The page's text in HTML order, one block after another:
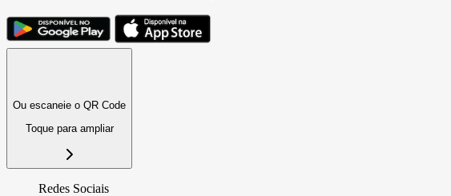
Ou escaneie o QR Code
Toque para ampliar
Redes Sociais